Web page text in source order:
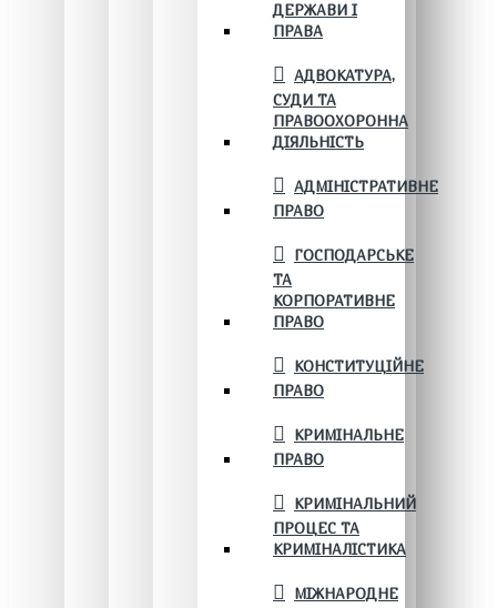
ДЕРЖАВИ І
ПРАВА
АДВОКАТУРА,
СУДИ ТА
ПРАВООХОРОННА
ДІЯЛЬНІСТЬ
АДМІНІСТРАТИВНЕ
ПРАВО
ГОСПОДАРСЬКЕ
ТА
КОРПОРАТИВНЕ
ПРАВО
КОНСТИТУЦІЙНЕ
ПРАВО
КРИМІНАЛЬНЕ
ПРАВО
КРИМІНАЛЬНИЙ
ПРОЦЕС ТА
КРИМІНАЛІСТИКА
МІЖНАРОДНЕ